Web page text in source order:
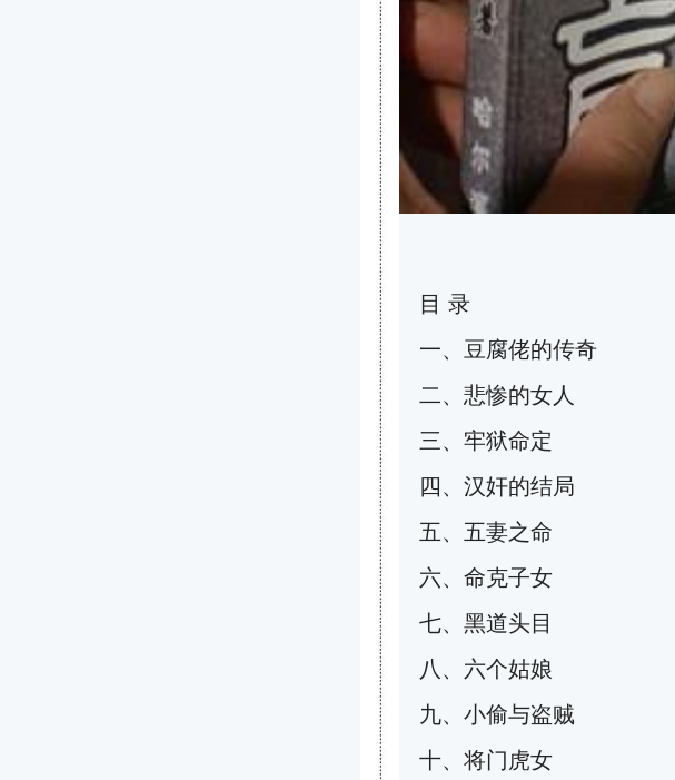
目 录
一、豆腐佬的传奇
二、悲惨的女人
三、牢狱命定
四、汉奸的结局
五、五妻之命
六、命克子女
七、黑道头目
八、六个姑娘
九、小偷与盗贼
十、将门虎女